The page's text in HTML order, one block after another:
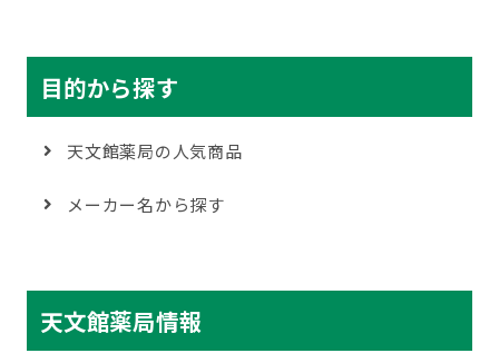
目的から探す
天文館薬局の人気商品
メーカー名から探す
天文館薬局情報